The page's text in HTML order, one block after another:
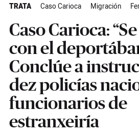
TRATA Caso Carioca Migración
Caso Carioca:
con el
Conclúe a
dez policías
funcionarios de
estranxeiría